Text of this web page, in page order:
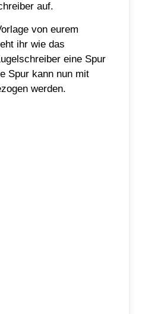
auf.
von eurem
ihr wie das
eine Spur
Spur kann nun mit
werden.